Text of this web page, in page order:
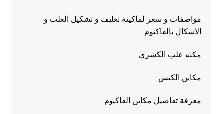
مواصفات و سعر لماكينة تغليف و تشكيل العلب و
الأشكال بالفاكيوم
مكنه علب الكشري
مكاين الكبس
معرفة تفاصيل مكاين الفاكيوم